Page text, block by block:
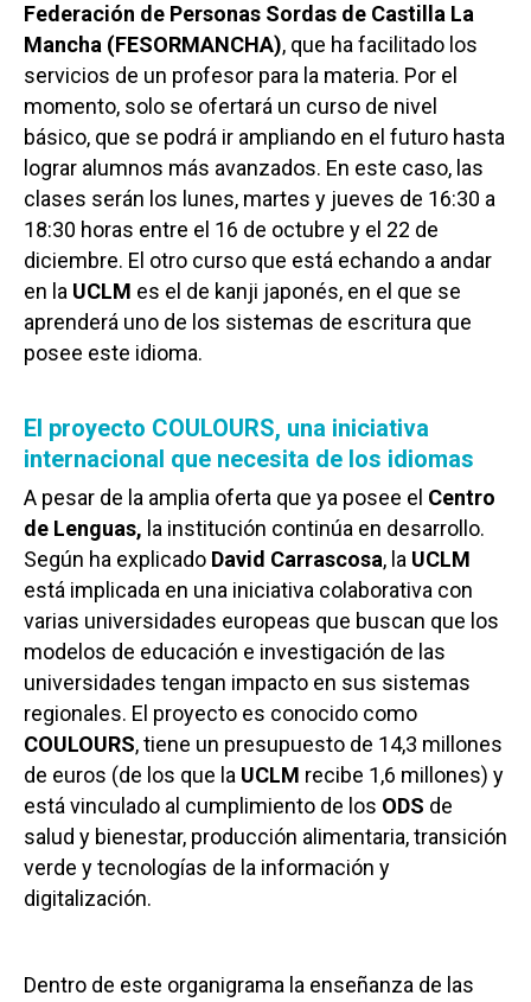
Federación de Personas Sordas de Castilla La
Mancha (FESORMANCHA), que ha facilitado los
servicios de un profesor para la materia. Por el
momento, solo se ofertará un curso de nivel
básico, que se podrá ir ampliando en el futuro hasta
lograr alumnos más avanzados. En este caso, las
clases serán los lunes, martes y jueves de 16:30 a
18:30 horas entre el 16 de octubre y el 22 de
diciembre. El otro curso que está echando a andar
en la UCLM es el de kanji japonés, en el que se
aprenderá uno de los sistemas de escritura que
posee este idioma.
El proyecto COULOURS, una iniciativa
internacional que necesita de los idiomas
A pesar de la amplia oferta que ya posee el Centro
de Lenguas, la institución continúa en desarrollo.
Según ha explicado David Carrascosa, la UCLM
está implicada en una iniciativa colaborativa con
varias universidades europeas que buscan que los
modelos de educación e investigación de las
universidades tengan impacto en sus sistemas
regionales. El proyecto es conocido como
COULOURS, tiene un presupuesto de 14,3 millones
de euros (de los que la UCLM recibe 1,6 millones) y
está vinculado al cumplimiento de los ODS de
salud y bienestar, producción alimentaria, transición
verde y tecnologías de la información y
digitalización.
Dentro de este organigrama la enseñanza de las